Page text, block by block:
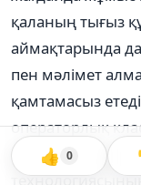
қаланың тығыз
аймақтарында
пен мәлімет
қамтамасыз
операторлық
жұмыстарын
👍 0